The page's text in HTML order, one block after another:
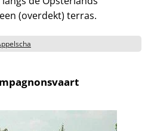
(overdekt) terras.